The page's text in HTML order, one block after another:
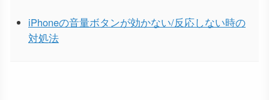
iPhoneの音量ボタンが効かない/反応しない時の
対処法